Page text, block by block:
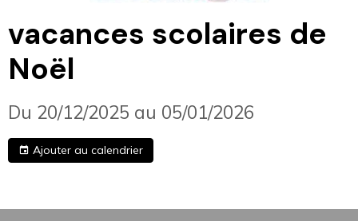
vacances scolaires de
Noël
Du 20/12/2025 au 05/01/2026
Ajouter au calendrier